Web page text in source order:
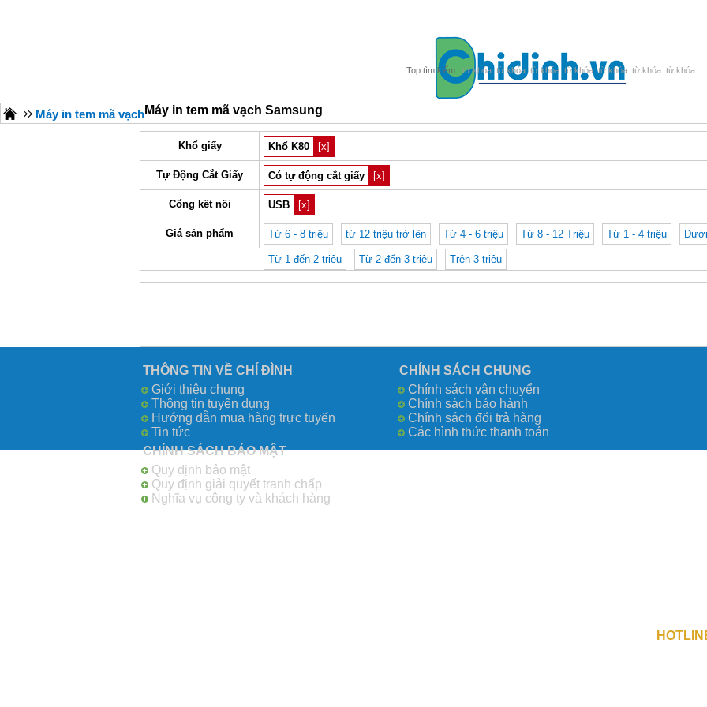
từ khóa từ khóa từ khóa từ khóa từ khóa từ khóa từ khóa
Máy in tem mã vạchMáy in tem mã vạch Samsung
Khổ giấy Khổ K80 [x]
Tự Động Cắt Giấy Có tự động cắt giấy [x]
Cổng kết nối USB [x]
Giá sản phẩm Từ 6 - 8 triệu từ 12 triệu trở lên Từ 4 - 6 triệu Từ 8 - 12 Triệu Từ 1 - 4 triệu
Từ 1 đến 2 triệu Từ 2 đến 3 triệu Trên 3 triệu
THÔNG TIN VỀ CHÍ ĐÌNH
Giới thiệu chung
Thông tin tuyển dụng
Hướng dẫn mua hàng trực tuyến
Tin tức
CHÍNH SÁCH CHUNG
Chính sách vận chuyển
Chính sách bảo hành
Chính sách đổi trả hàng
Các hình thức thanh toán
CHÍNH SÁCH BẢO MẬT
Quy định bảo mật
Quy định giải quyết tranh chấp
Nghĩa vụ công ty và khách hàng